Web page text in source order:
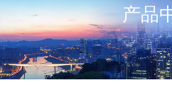
产品